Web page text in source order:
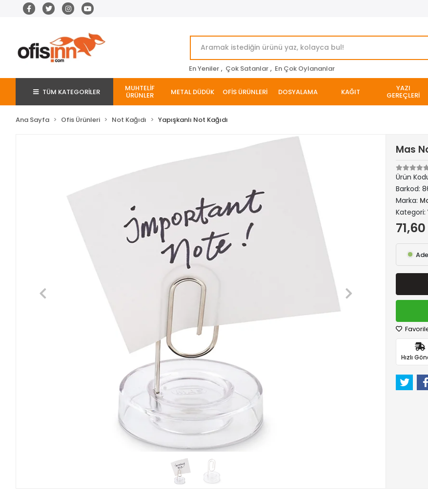
En Yeniler , Çok Satanlar , En Çok Oylananlar
TÜM KATEGORİLER MUHTELİF
ÜRÜNLER METAL DÜDÜK OFİS ÜRÜNLERİ DOSYALAMA KAĞIT YAZI
GEREÇLERİ
Ana Sayfa Ofis Ürünleri Not Kağıdı Yapışkanlı Not Kağıdı
Mas
Ürün
Barkod:
Marka:
Kategori:
Hızlı